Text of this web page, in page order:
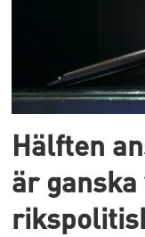
Hälften
är